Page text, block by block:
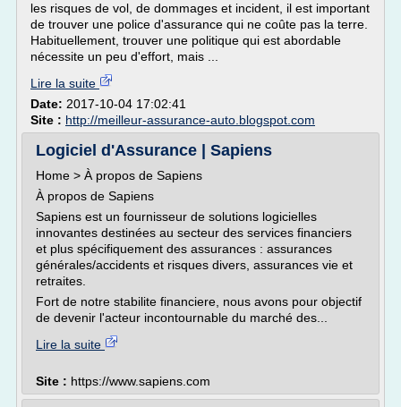
les risques de vol, de dommages et incident, il est important
de trouver une police d'assurance qui ne coûte pas la terre.
Habituellement, trouver une politique qui est abordable
nécessite un peu d'effort, mais ...
Lire la suite
Date: 2017-10-04 17:02:41
Site : http://meilleur-assurance-auto.blogspot.com
Logiciel d'Assurance | Sapiens
Home > À propos de Sapiens
À propos de Sapiens
Sapiens est un fournisseur de solutions logicielles
innovantes destinées au secteur des services financiers
et plus spécifiquement des assurances : assurances
générales/accidents et risques divers, assurances vie et
retraites.
Fort de notre stabilite financiere, nous avons pour objectif
de devenir l'acteur incontournable du marché des...
Lire la suite
Site : https://www.sapiens.com